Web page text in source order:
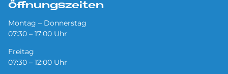
Öffnungszeiten
Montag – Donnerstag
07:30 – 17:00 Uhr
Freitag
07:30 – 12:00 Uhr